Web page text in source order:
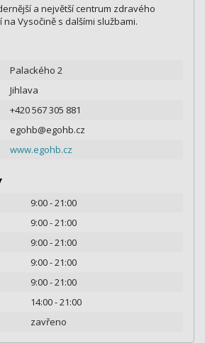
a největší centrum zdravého
na Vysočině s dalšími službami.
Palackého 2
Jihlava
+420 567 305 881
egohb@egohb.cz
www.egohb.cz
9:00 - 21:00
9:00 - 21:00
9:00 - 21:00
9:00 - 21:00
9:00 - 21:00
14:00 - 21:00
zavřeno